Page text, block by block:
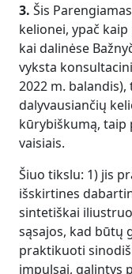
3. Šis
kelionei, ypač
kai dalinėse
vyksta
2022 m.
dalyvausiančių
kūrybiškumą, taip
vaisiais.
Šiuo tikslu: 1) jis
išskirtines
sintetiškai
sąsajos, kad būtų
praktikuoti
impulsai, galintys